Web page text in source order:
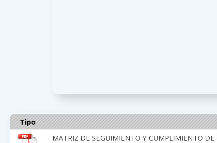
Tipo
MATRIZ DE SEGUIMIENTO Y CUMPLIMIENTO DE